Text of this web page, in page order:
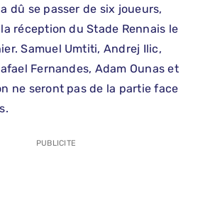
dû se passer de six joueurs,
réception du Stade Rennais le
Samuel Umtiti, Andrej Ilic,
Fernandes, Adam Ounas et
ne seront pas de la partie face
PUBLICITE